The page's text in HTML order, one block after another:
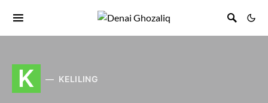
K KELILING